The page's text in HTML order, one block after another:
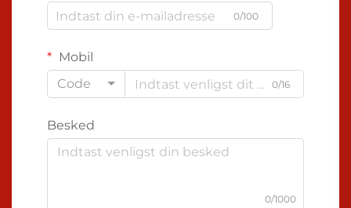
0/100
Mobil
Code
0/16
Besked
0/1000